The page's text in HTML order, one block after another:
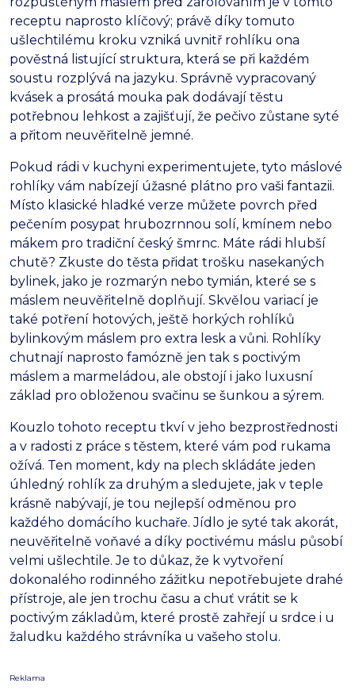
receptu naprosto klíčový; právě díky tomuto
ušlechtilému kroku vzniká uvnitř rohlíku ona
pověstná listující struktura, která se při každém
soustu rozplývá na jazyku. Správně vypracovaný
kvásek a prosátá mouka pak dodávají těstu
potřebnou lehkost a zajišťují, že pečivo zůstane syté
a přitom neuvěřitelně jemné.
Pokud rádi v kuchyni experimentujete, tyto máslové
rohlíky vám nabízejí úžasné plátno pro vaši fantazii.
Místo klasické hladké verze můžete povrch před
pečením posypat hrubozrnnou solí, kmínem nebo
mákem pro tradiční český šmrnc. Máte rádi hlubší
chutě? Zkuste do těsta přidat trošku nasekaných
bylinek, jako je rozmarýn nebo tymián, které se s
máslem neuvěřitelně doplňují. Skvělou variací je
také potření hotových, ještě horkých rohlíků
bylinkovým máslem pro extra lesk a vůni. Rohlíky
chutnají naprosto famózně jen tak s poctivým
máslem a marmeládou, ale obstojí i jako luxusní
základ pro obloženou svačinu se šunkou a sýrem.
Kouzlo tohoto receptu tkví v jeho bezprostřednosti
a v radosti z práce s těstem, které vám pod rukama
ožívá. Ten moment, kdy na plech skládáte jeden
úhledný rohlík za druhým a sledujete, jak v teple
krásně nabývají, je tou nejlepší odměnou pro
každého domácího kuchaře. Jídlo je syté tak akorát,
neuvěřitelně voňavé a díky poctivému máslu působí
velmi ušlechtile. Je to důkaz, že k vytvoření
dokonalého rodinného zážitku nepotřebujete drahé
přístroje, ale jen trochu času a chuť vrátit se k
poctivým základům, které prostě zahřejí u srdce i u
žaludku každého strávníka u vašeho stolu.
Reklama